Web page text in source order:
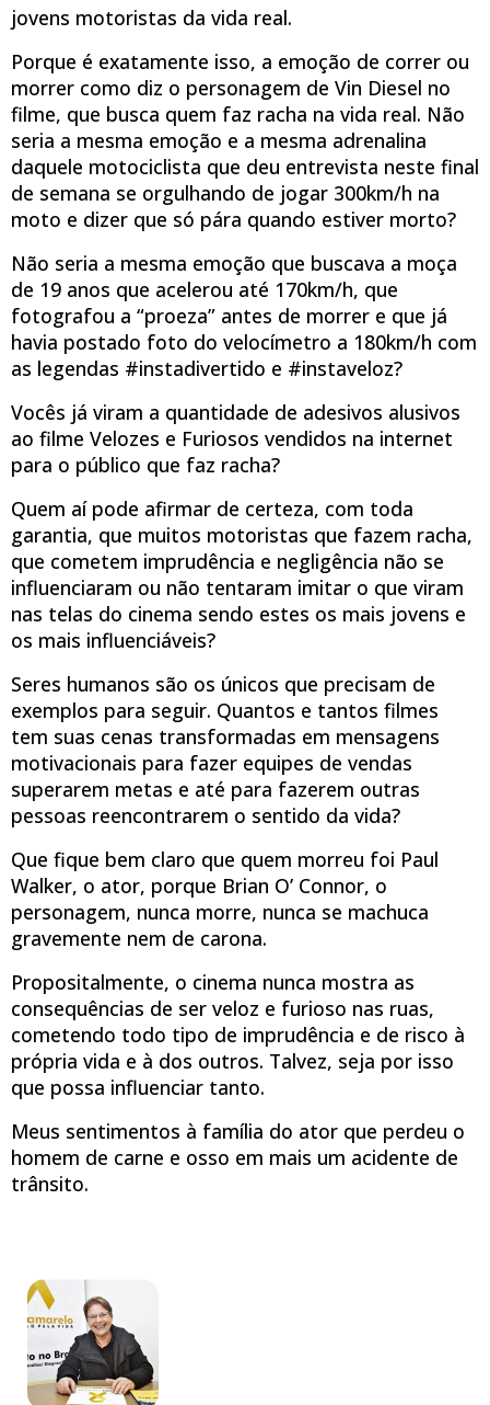
jovens motoristas da vida real.
Porque é exatamente isso, a emoção de correr ou
morrer como diz o personagem de Vin Diesel no
filme, que busca quem faz racha na vida real. Não
seria a mesma emoção e a mesma adrenalina
daquele motociclista que deu entrevista neste final
de semana se orgulhando de jogar 300km/h na
moto e dizer que só pára quando estiver morto?
Não seria a mesma emoção que buscava a moça
de 19 anos que acelerou até 170km/h, que
fotografou a “proeza” antes de morrer e que já
havia postado foto do velocímetro a 180km/h com
as legendas #instadivertido e #instaveloz?
Vocês já viram a quantidade de adesivos alusivos
ao filme Velozes e Furiosos vendidos na internet
para o público que faz racha?
Quem aí pode afirmar de certeza, com toda
garantia, que muitos motoristas que fazem racha,
que cometem imprudência e negligência não se
influenciaram ou não tentaram imitar o que viram
nas telas do cinema sendo estes os mais jovens e
os mais influenciáveis?
Seres humanos são os únicos que precisam de
exemplos para seguir. Quantos e tantos filmes
tem suas cenas transformadas em mensagens
motivacionais para fazer equipes de vendas
superarem metas e até para fazerem outras
pessoas reencontrarem o sentido da vida?
Que fique bem claro que quem morreu foi Paul
Walker, o ator, porque Brian O’ Connor, o
personagem, nunca morre, nunca se machuca
gravemente nem de carona.
Propositalmente, o cinema nunca mostra as
consequências de ser veloz e furioso nas ruas,
cometendo todo tipo de imprudência e de risco à
própria vida e à dos outros. Talvez, seja por isso
que possa influenciar tanto.
Meus sentimentos à família do ator que perdeu o
homem de carne e osso em mais um acidente de
trânsito.